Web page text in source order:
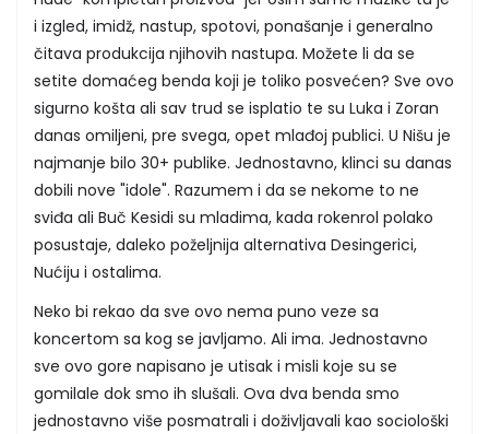
i izgled, imidž, nastup, spotovi, ponašanje i generalno
čitava produkcija njihovih nastupa. Možete li da se
setite domaćeg benda koji je toliko posvećen? Sve ovo
sigurno košta ali sav trud se isplatio te su Luka i Zoran
danas omiljeni, pre svega, opet mlađoj publici. U Nišu je
najmanje bilo 30+ publike. Jednostavno, klinci su danas
dobili nove "idole". Razumem i da se nekome to ne
sviđa ali Buč Kesidi su mladima, kada rokenrol polako
posustaje, daleko poželjnija alternativa Desingerici,
Nućiju i ostalima.
Neko bi rekao da sve ovo nema puno veze sa
koncertom sa kog se javljamo. Ali ima. Jednostavno
sve ovo gore napisano je utisak i misli koje su se
gomilale dok smo ih slušali. Ova dva benda smo
jednostavno više posmatrali i doživljavali kao sociološki